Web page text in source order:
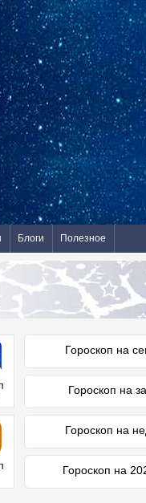
Блоги Полезное
Гороскоп на
Гороскоп на
Гороскоп на
Гороскоп на